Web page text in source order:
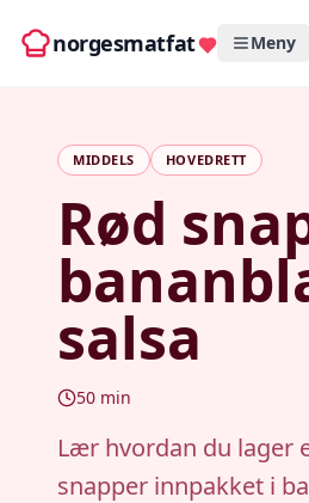
norgesmatfat Meny
MIDDELS HOVEDRETT
Rød
salsa
50 min
Lær hvordan du lager
snapper innpakket i